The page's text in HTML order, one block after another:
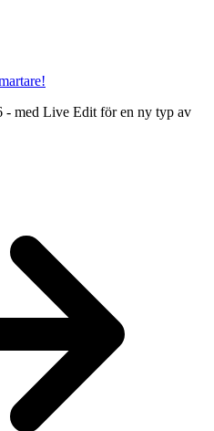
- med Live Edit för en ny typ av